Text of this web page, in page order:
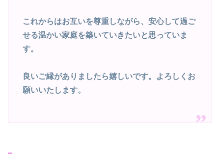
これからはお互いを尊重しながら、安心して過ご
せる温かい家庭を築いていきたいと思っていま
す。
良いご縁がありましたら嬉しいです。よろしくお
願いいたします。